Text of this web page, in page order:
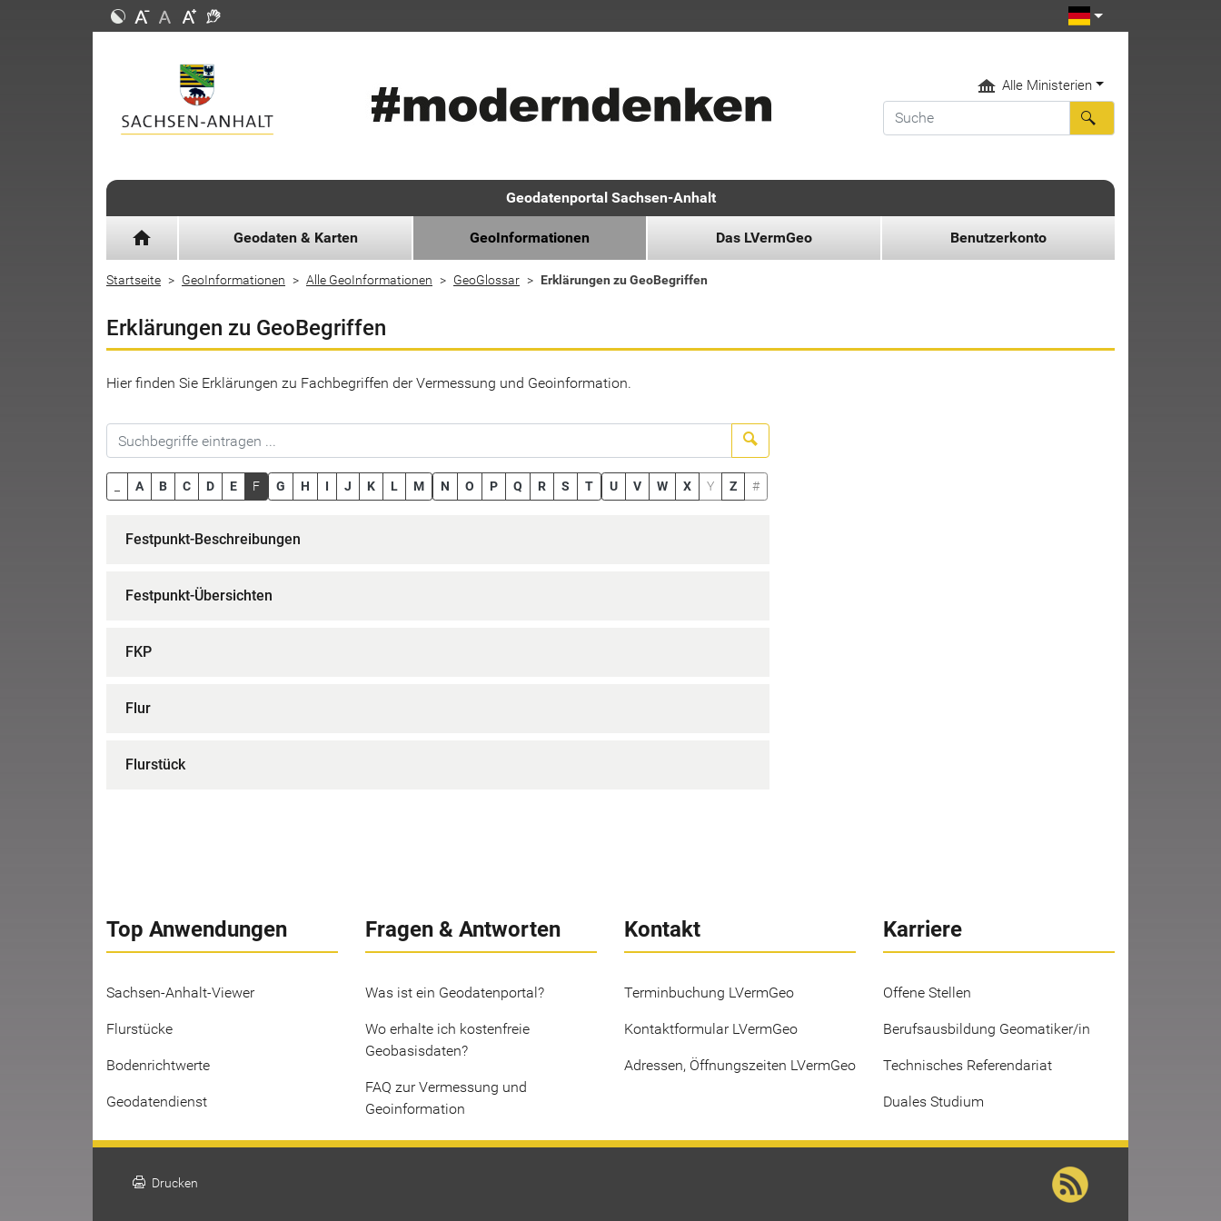
Alle Ministerien
Geodatenportal Sachsen-Anhalt
home Geodaten & Karten GeoInformationen Das LVermGeo Benutzerkonto
Startseite GeoInformationen Alle GeoInformationen GeoGlossar Erklärungen zu GeoBegriffen
Erklärungen zu GeoBegriffen
Hier finden Sie Erklärungen zu Fachbegriffen der Vermessung und Geoinformation.
A B C D E F G H I J K L M N O P Q R S T U V W X Y Z #
Festpunkt-Beschreibungen
Festpunkt-Übersichten
FKP
Flur
Flurstück
Top Anwendungen
Sachsen-Anhalt-Viewer
Flurstücke
Bodenrichtwerte
Geodatendienst
Fragen & Antworten
Was ist ein Geodatenportal?
Wo erhalte ich kostenfreie
Geobasisdaten?
FAQ zur Vermessung und
Geoinformation
Kontakt
Terminbuchung LVermGeo
Kontaktformular LVermGeo
Adressen, Öffnungszeiten LVermGeo
Karriere
Offene Stellen
Berufsausbildung Geomatiker/in
Technisches Referendariat
Duales Studium
print Drucken